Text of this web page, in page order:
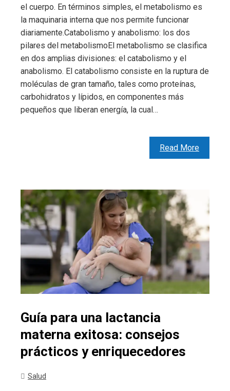
el cuerpo. En términos simples, el metabolismo es
la maquinaria interna que nos permite funcionar
diariamente.Catabolismo y anabolismo: los dos
pilares del metabolismoEl metabolismo se clasifica
en dos amplias divisiones: el catabolismo y el
anabolismo. El catabolismo consiste en la ruptura de
moléculas de gran tamaño, tales como proteínas,
carbohidratos y lípidos, en componentes más
pequeños que liberan energía, la cual…
Read More
Guía para una lactancia
materna exitosa: consejos
prácticos y enriquecedores
Salud